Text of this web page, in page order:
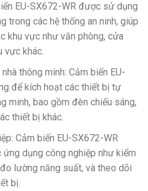
EU-SX672-WR được sử dụng
trong các hệ thống an ninh, giúp
khu vực như văn phòng, cửa
vực khác.
thông minh: Cảm biến EU-
để kích hoạt các thiết bị tự
minh, bao gồm đèn chiếu sáng,
thiết bị khác.
Cảm biến EU-SX672-WR
dụng công nghiệp như kiểm
lường năng suất, và theo dõi
bị.